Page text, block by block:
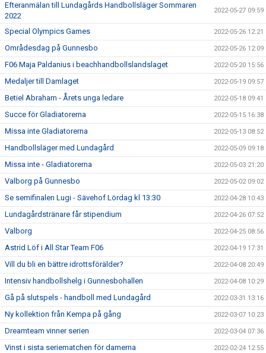
Efteranmälan till Lundagårds Handbollsläger Sommaren
2022
2022-05-27 09:59
Special Olympics Games 2022-05-26 12:21
Områdesdag på Gunnesbo 2022-05-26 12:09
F06 Maja Paldanius i beachhandbollslandslaget 2022-05-20 15:56
Medaljer till Damlaget 2022-05-19 09:57
Betiel Abraham - Årets unga ledare 2022-05-18 09:41
Succe för Gladiatorerna 2022-05-15 16:38
Missa inte Gladiatorerna 2022-05-13 08:52
Handbollsläger med Lundagård 2022-05-09 09:18
Missa inte - Gladiatorerna 2022-05-03 21:20
Valborg på Gunnesbo 2022-05-02 09:02
Se semifinalen Lugi - Sävehof Lördag kl 13:30 2022-04-28 10:43
Lundagårdstränare får stipendium 2022-04-26 07:52
Valborg 2022-04-25 08:56
Astrid Löf i All Star Team F06 2022-04-19 17:31
Vill du bli en bättre idrottsförälder? 2022-04-08 20:49
Intensiv handbollshelg i Gunnesbohallen 2022-04-08 10:29
Gå på slutspels - handboll med Lundagård 2022-03-31 13:16
Ny kollektion från Kempa på gång 2022-03-07 10:23
Dreamteam vinner serien 2022-03-04 07:36
Vinst i sista seriematchen för damerna 2022-02-24 12:55